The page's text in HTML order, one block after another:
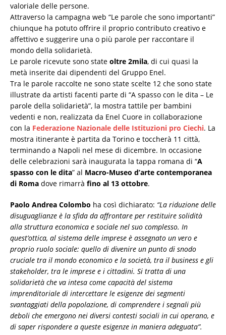
valoriale delle persone.
Attraverso la campagna web “Le parole che sono importanti”
chiunque ha potuto offrire il proprio contributo creativo e
affettivo e suggerire una o più parole per raccontare il
mondo della solidarietà.
Le parole ricevute sono state oltre 2mila, di cui quasi la
metà inserite dai dipendenti del Gruppo Enel.
Tra le parole raccolte ne sono state scelte 12 che sono state
illustrate da artisti facenti parte di “A spasso con le dita – Le
parole della solidarietà”, la mostra tattile per bambini
vedenti e non, realizzata da Enel Cuore in collaborazione
con la Federazione Nazionale delle Istituzioni pro Ciechi. La
mostra itinerante è partita da Torino e toccherà 11 città,
terminando a Napoli nel mese di dicembre. In occasione
delle celebrazioni sarà inaugurata la tappa romana di “A
spasso con le dita” al Macro-Museo d’arte contemporanea
di Roma dove rimarrà fino al 13 ottobre.
Paolo Andrea Colombo ha così dichiarato: “La riduzione delle
disuguaglianze è la sfida da affrontare per restituire solidità
alla struttura economica e sociale nel suo complesso. In
quest’ottica, al sistema delle imprese è assegnato un vero e
proprio ruolo sociale: quello di divenire un punto di snodo
cruciale tra il mondo economico e la società, tra il business e gli
stakeholder, tra le imprese e i cittadini. Si tratta di una
solidarietà che va intesa come capacità del sistema
imprenditoriale di intercettare le esigenze dei segmenti
svantaggiati della popolazione, di comprendere i segnali più
deboli che emergono nei diversi contesti sociali in cui operano, e
di saper rispondere a queste esigenze in maniera adeguata”.